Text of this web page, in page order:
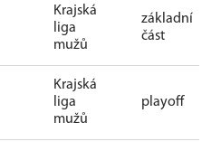
Krajská
liga
mužů
základní
část
Krajská
liga
mužů
playoff